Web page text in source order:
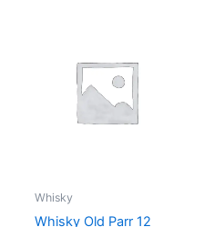
Whisky
Whisky Old Parr 12